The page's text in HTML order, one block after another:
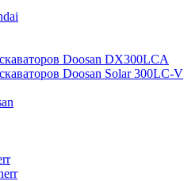
Doosan DX300LCA
Doosan Solar 300LC-V